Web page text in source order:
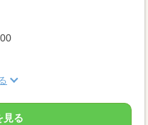
見る